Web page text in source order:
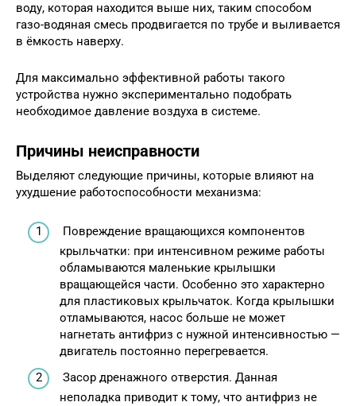
воду, которая находится выше них, таким способом
газо-водяная смесь продвигается по трубе и выливается
в ёмкость наверху.
Для максимально эффективной работы такого
устройства нужно экспериментально подобрать
необходимое давление воздуха в системе.
Причины неисправности
Выделяют следующие причины, которые влияют на
ухудшение работоспособности механизма:
Повреждение вращающихся компонентов
крыльчатки: при интенсивном режиме работы
обламываются маленькие крылышки
вращающейся части. Особенно это характерно
для пластиковых крыльчаток. Когда крылышки
отламываются, насос больше не может
нагнетать антифриз с нужной интенсивностью —
двигатель постоянно перегревается.
Засор дренажного отверстия. Данная
неполадка приводит к тому, что антифриз не